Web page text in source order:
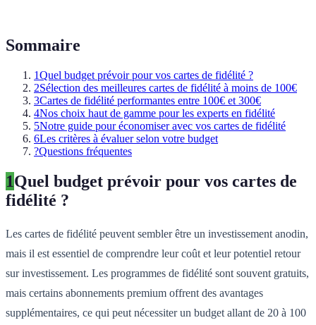
Sommaire
1Quel budget prévoir pour vos cartes de fidélité ?
2Sélection des meilleures cartes de fidélité à moins de 100€
3Cartes de fidélité performantes entre 100€ et 300€
4Nos choix haut de gamme pour les experts en fidélité
5Notre guide pour économiser avec vos cartes de fidélité
6Les critères à évaluer selon votre budget
?Questions fréquentes
1Quel budget prévoir pour vos cartes de
fidélité ?
Les cartes de fidélité peuvent sembler être un investissement anodin,
mais il est essentiel de comprendre leur coût et leur potentiel retour
sur investissement. Les programmes de fidélité sont souvent gratuits,
mais certains abonnements premium offrent des avantages
supplémentaires, ce qui peut nécessiter un budget allant de 20 à 100